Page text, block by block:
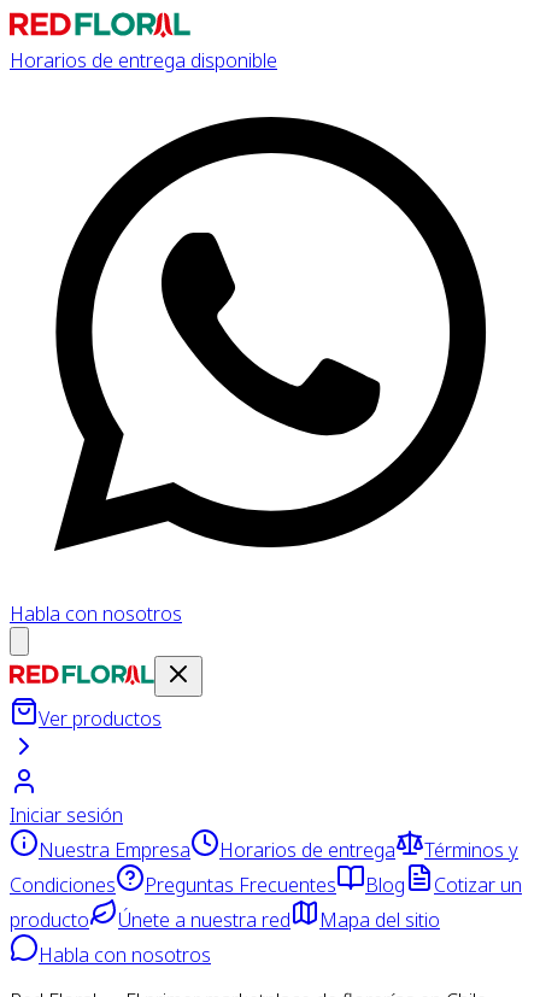
Horarios de entrega disponible
Habla con nosotros
Ver productos
Iniciar sesión
Nuestra Empresa
Horarios de entrega
Términos y
Condiciones
Preguntas Frecuentes Blog
Cotizar un
producto
Únete a nuestra red
Mapa del sitio
Habla con nosotros